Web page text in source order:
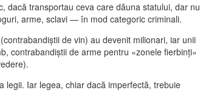
dacă transportau ceva care dăuna statului, dar nu
arme, sclavi — în mod categoric criminali.
de vin) au devenit milionari, iar unii
contrabandiștii de arme pentru «zonele fierbinți»
Iar legea, chiar dacă imperfectă, trebuie